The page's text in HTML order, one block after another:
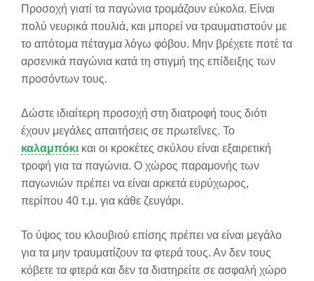
Προσοχή γιατί τα παγώνια τρομάζουν εύκολα. Είναι
πολύ νευρικά πουλιά, και μπορεί να τραυματιστούν με
το απότομα πέταγμα λόγω φόβου. Μην βρέχετε ποτέ τα
αρσενικά παγώνια κατά τη στιγμή της επίδειξης των
προσόντων τους.
Δώστε ιδιαίτερη προσοχή στη διατροφή τους διότι
έχουν μεγάλες απαιτήσεις σε πρωτεΐνες. Το
καλαμπόκι και οι κροκέτες σκύλου είναι εξαιρετική
τροφή για τα παγώνια. Ο χώρος παραμονής των
παγωνιών πρέπει να είναι αρκετά ευρύχωρος,
περίπου 40 τ.μ. για κάθε ζευγάρι.
Το ύψος του κλουβιού επίσης πρέπει να είναι μεγάλο
για τα μην τραυματίζουν τα φτερά τους. Αν δεν τους
κόβετε τα φτερά και δεν τα διατηρείτε σε ασφαλή χώρο